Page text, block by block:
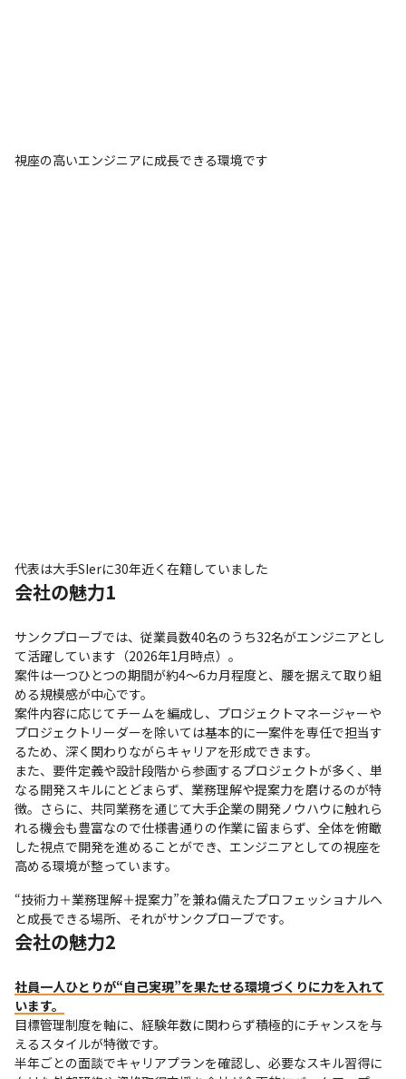
視座の高いエンジニアに成長できる環境です
代表は大手SIerに30年近く在籍していました
会社の魅力1
サンクプローブでは、従業員数40名のうち32名がエンジニアとし
て活躍しています（2026年1月時点）。
案件は一つひとつの期間が約4～6カ月程度と、腰を据えて取り組
める規模感が中心です。
案件内容に応じてチームを編成し、プロジェクトマネージャーや
プロジェクトリーダーを除いては基本的に一案件を専任で担当す
るため、深く関わりながらキャリアを形成できます。
また、要件定義や設計段階から参画するプロジェクトが多く、単
なる開発スキルにとどまらず、業務理解や提案力を磨けるのが特
徴。さらに、共同業務を通じて大手企業の開発ノウハウに触れら
れる機会も豊富なので仕様書通りの作業に留まらず、全体を俯瞰
した視点で開発を進めることができ、エンジニアとしての視座を
高める環境が整っています。
“技術力＋業務理解＋提案力”を兼ね備えたプロフェッショナルへ
と成長できる場所、それがサンクプローブです。
会社の魅力2
社員一人ひとりが“自己実現”を果たせる環境づくりに力を入れて
います。
目標管理制度を軸に、経験年数に関わらず積極的にチャンスを与
えるスタイルが特徴です。
半年ごとの面談でキャリアプランを確認し、必要なスキル習得に